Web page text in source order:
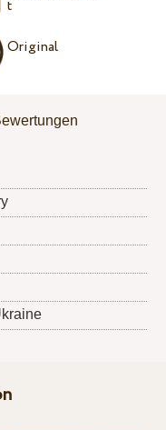
t
Original